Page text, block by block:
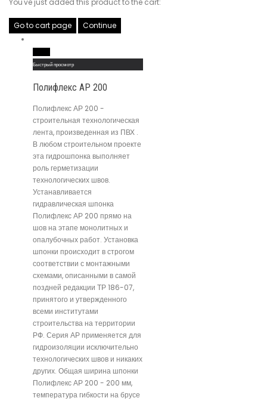
You've just added this product to the cart:
Go to cart page Continue
Быстрый просмотр
Полифлекс АР 200
Полифлекс АР 200 -
строительная технологическая
лента, произведенная из ПВХ .
В любом строительном проекте
эта гидрошпонка выполняет
роль герметизации
технологических швов.
Устанавливается
гидравлическая шпонка
Полифлекс АР 200 прямо на
шов на этапе монолитных и
опалубочных работ. Установка
шпонки происходит в строгом
соответствии с монтажными
схемами, описанными в самой
поздней редакции ТР 186-07,
принятого и утвержденного
всеми институтами
строительства на территории
РФ. Серия АР применяется для
гидроизоляции исключительно
технологических швов и никаких
других. Общая ширина шпонки
Полифлекс АР 200 - 200 мм,
температура гибкости на брусе